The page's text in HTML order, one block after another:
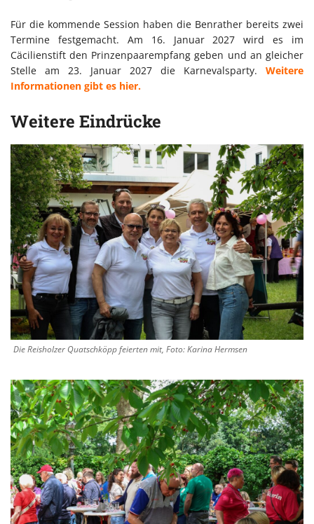
Für die kommende Session haben die Benrather bereits zwei
Termine festgemacht. Am 16. Januar 2027 wird es im
Cäcilienstift den Prinzenpaarempfang geben und an gleicher
Stelle am 23. Januar 2027 die Karnevalsparty. Weitere
Informationen gibt es hier.
Weitere Eindrücke
Die Reisholzer Quatschköpp feierten mit, Foto: Karina Hermsen